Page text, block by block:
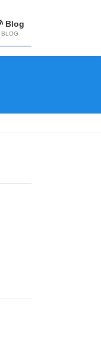
Blog
BLOG